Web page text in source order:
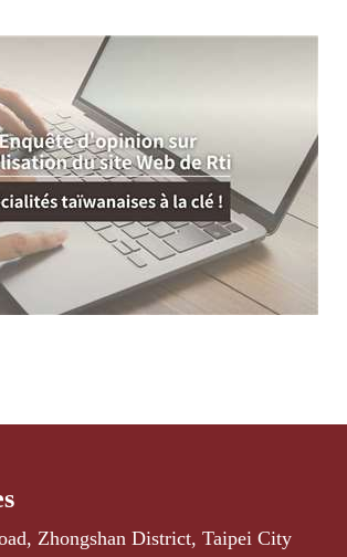
Zhongshan District, Taipei City